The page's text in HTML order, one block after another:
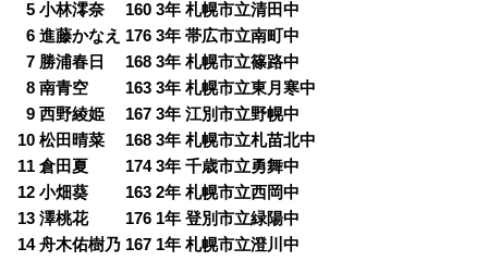
05 小林澪奈 160 3年 札幌市立清田中
06 進藤かなえ 176 3年 帯広市立南町中
07 勝浦春日 168 3年 札幌市立篠路中
08 南青空 163 3年 札幌市立東月寒中
09 西野綾姫 167 3年 江別市立野幌中
10 松田晴菜 168 3年 札幌市立札苗北中
11 倉田夏 174 3年 千歳市立勇舞中
12 小畑葵 163 2年 札幌市立西岡中
13 澤桃花 176 1年 登別市立緑陽中
14 舟木佑樹乃 167 1年 札幌市立澄川中